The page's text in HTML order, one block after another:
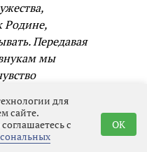
Родине,
Передавая
мы
рада, что
могу
для
сайте.
с
OK